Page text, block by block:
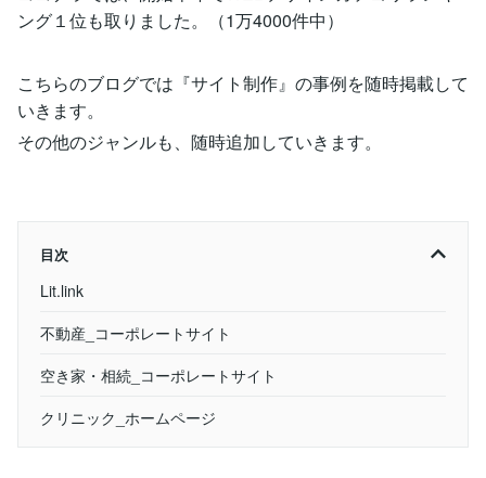
ング１位も取りました。（1万4000件中）
こちらのブログでは『サイト制作』の事例を随時掲載して
いきます。
その他のジャンルも、随時追加していきます。
目次
Lit.link
不動産_コーポレートサイト
空き家・相続_コーポレートサイト
クリニック_ホームページ